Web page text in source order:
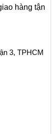
hàng tận
3, TPHCM